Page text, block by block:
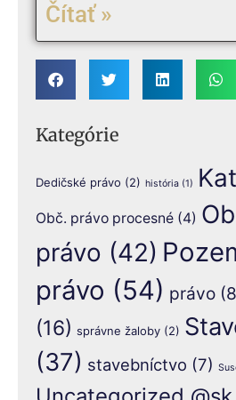
Čítať »
Kategórie
Dedičské právo (2) história (1)
Obč. právo procesné (4)
právo (42)
právo (54) právo
(16) správne žaloby (2)
(37) stavebníctvo (7)